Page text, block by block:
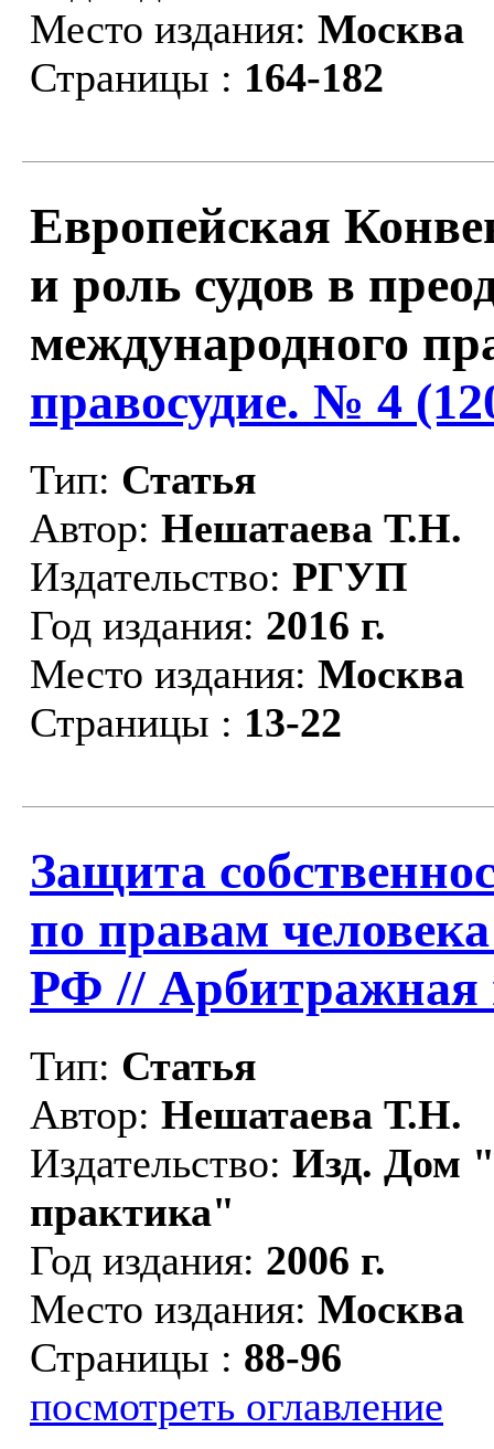
Место издания: Москва
Страницы : 164-182
Европейская
и роль судов в
международного
правосудие. № 4
Тип: Статья
Автор: Нешатаева Т.Н.
Издательство: РГУП
Год издания: 2016 г.
Место издания: Москва
Страницы : 13-22
Защита
по правам
РФ //
Тип: Статья
Автор: Нешатаева Т.Н.
Издательство: Изд. Дом
практика"
Год издания: 2006 г.
Место издания: Москва
Страницы : 88-96
посмотреть оглавление